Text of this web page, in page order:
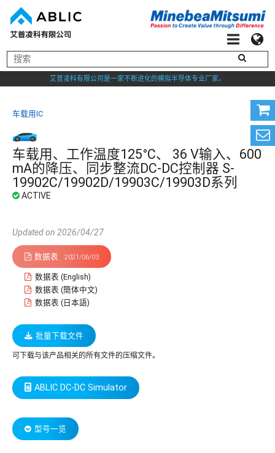
艾普凌科有限公司是一家不断进化的模拟半导体专业厂家。
车载用IC
车载用、工作温度125°C、 36 V输入、600
mA的降压、同步整流DC-DC控制器 S-
19902C/19902D/19903C/19903D系列
Updated on 2026/04/27
数据表 2021/06/03
数据表 (English)
数据表 (簡体中文)
数据表 (日本語)
批量下载文件
可下载与该产品相关的所有文件的压缩文件。
ABLIC DC-DC Simulator
型号一览